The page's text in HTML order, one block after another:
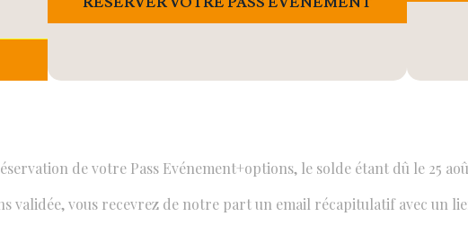
de votre Pass Evénement+options, le solde étant dû le 25
validée, vous recevrez de notre part un email récapitulatif avec un